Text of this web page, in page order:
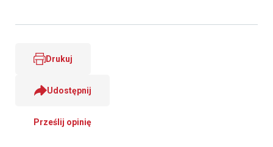
Drukuj
Udostępnij
Prześlij opinię